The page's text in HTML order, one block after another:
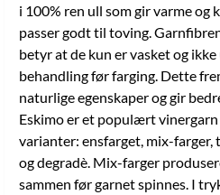
i 100% ren ull som gir varme og
passer godt til toving.
betyr at de kun er vasket og
behandling før farging. Dette
naturlige egenskaper og gir
Eskimo er et populært
varianter: ensfarget, mix-
og degradè. Mix-farger
sammen før garnet spinnes. I